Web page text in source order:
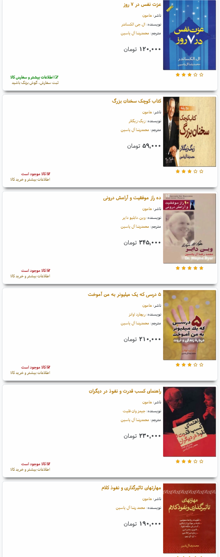
عزت نفس در ۷ روز
ناشر: هامون
نویسنده: ال.جی الکساندر
مترجم: محمدرضا آل یاسین
۱۲۰,۰۰۰ تومان
اطلاعات بیشتر و سفارش کالا
ثبت سفارش، گوش بزنگ باشید
کتاب کوچک سخنان بزرگ
ناشر: هامون
نویسنده: زیگ زیگلار
مترجم: محمدرضا آل یاسین
۵۹,۰۰۰ تومان
کالا موجود است
اطلاعات بیشتر و خرید کالا
ده راز موفقیت و آرامش درونی
ناشر: هامون
نویسنده: وین.دابلیو دایر
مترجم: محمدرضا آل یاسین
۳۴۵,۰۰۰ تومان
کالا موجود است
اطلاعات بیشتر و خرید کالا
۵ درسی که یک میلیونر به من آموخت
ناشر: هامون
نویسنده: ریچارد اوانز
مترجم: محمدرضا آل یاسین
۲۱۰,۰۰۰ تومان
کالا موجود است
اطلاعات بیشتر و خرید کالا
راهنمای کسب قدرت و نفوذ در دیگران
ناشر: هامون
نویسنده: جیمز وان فلیت
مترجم: محمدرضا آل یاسین
۲۳۰,۰۰۰ تومان
کالا موجود است
اطلاعات بیشتر و خرید کالا
مهارتهای تاثیرگذاری و نفوذ کلام
ناشر: هامون
نویسنده: محمد رضا آل یاسین
۱۹۰,۰۰۰ تومان